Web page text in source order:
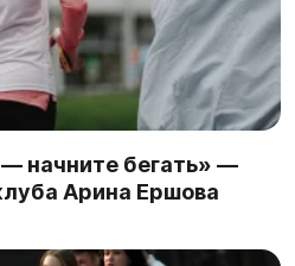
начните бегать» —
Арина Ершова